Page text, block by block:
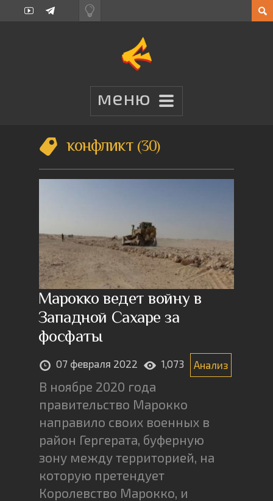
конфликт 30
Марокко ведет войну в
Западной Сахаре за
фосфаты
07 февраля 2022 1,073 Анализ
В ноябре 2020 года
правительство Марокко
направило своих военных в
район Гергерата, буферную
зону между территорией, на
которую претендует
Королевство Марокко, и